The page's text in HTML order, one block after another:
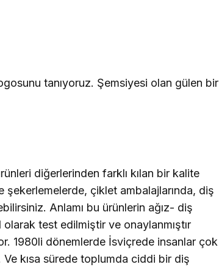
tanıyoruz. Şemsiyesi olan gülen bir
diğerlerinden farklı kılan bir kalite
şekerlemelerde, çiklet ambalajlarında, diş
Anlamı bu ürünlerin ağız- diş
test edilmiştir ve onaylanmıştır
1980li dönemlerde İsviçrede insanlar çok
kısa sürede toplumda ciddi bir diş